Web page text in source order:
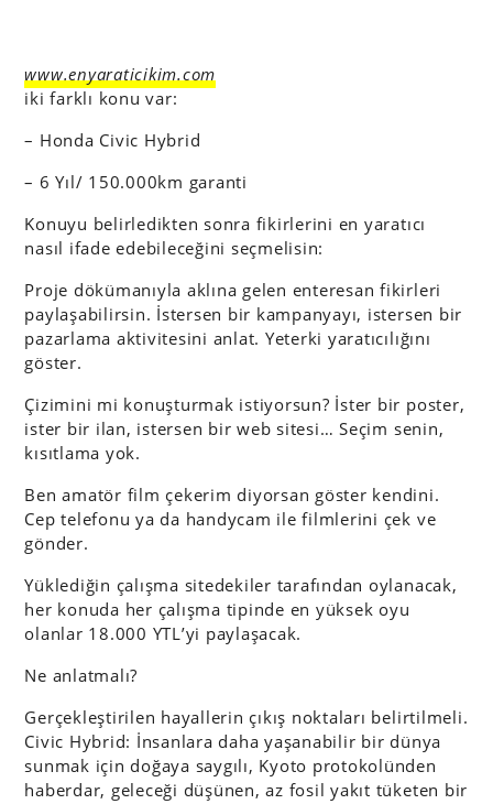
www.enyaraticikim.com
iki farklı konu var:
– Honda Civic Hybrid
– 6 Yıl/ 150.000km garanti
Konuyu belirledikten sonra fikirlerini en yaratıcı
nasıl ifade edebileceğini seçmelisin:
Proje dökümanıyla aklına gelen enteresan fikirleri
paylaşabilirsin. İstersen bir kampanyayı, istersen bir
pazarlama aktivitesini anlat. Yeterki yaratıcılığını
göster.
Çizimini mi konuşturmak istiyorsun? İster bir poster,
ister bir ilan, istersen bir web sitesi… Seçim senin,
kısıtlama yok.
Ben amatör film çekerim diyorsan göster kendini.
Cep telefonu ya da handycam ile filmlerini çek ve
gönder.
Yüklediğin çalışma sitedekiler tarafından oylanacak,
her konuda her çalışma tipinde en yüksek oyu
olanlar 18.000 YTL’yi paylaşacak.
Ne anlatmalı?
Gerçekleştirilen hayallerin çıkış noktaları belirtilmeli.
Civic Hybrid: İnsanlara daha yaşanabilir bir dünya
sunmak için doğaya saygılı, Kyoto protokolünden
haberdar, geleceği düşünen, az fosil yakıt tüketen bir